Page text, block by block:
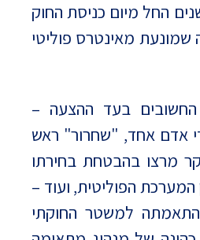
החל מיום כניסת החוק
שמונעת מאינטרס פוליטי
החשובים בעד ההצעה –
אדם אחד, "שחרור" ראש
מרצו בהבטחת בחירתו
הפוליטית, ועוד –
למשטר החוקתי